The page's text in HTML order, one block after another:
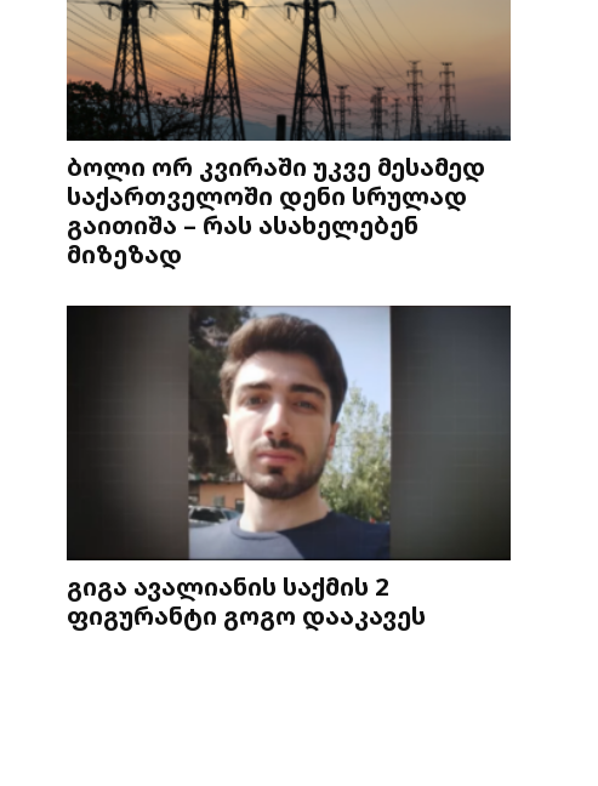
ბოლი ორ კვირაში უკვე მესამედ
საქართველოში დენი სრულად
გაითიშა – რას ასახელებენ
მიზეზად
გიგა ავალიანის საქმის 2
ფიგურანტი გოგო დააკავეს